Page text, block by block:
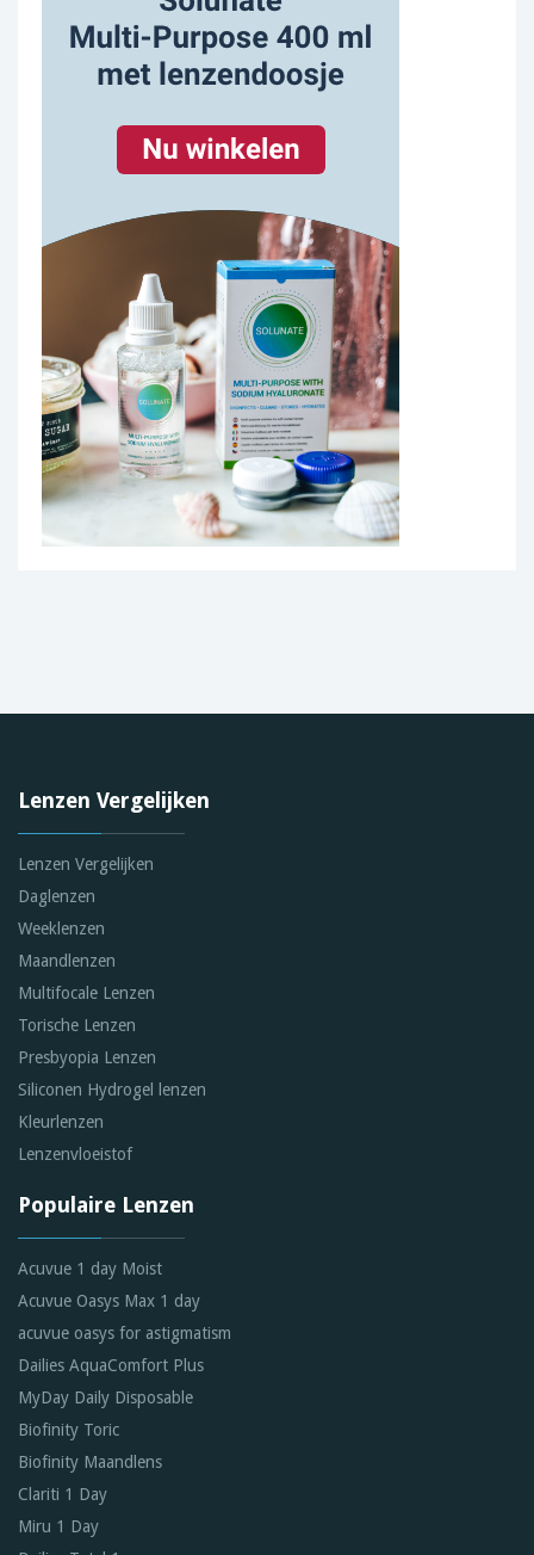
Lenzen Vergelijken
Lenzen Vergelijken
Daglenzen
Weeklenzen
Maandlenzen
Multifocale Lenzen
Torische Lenzen
Presbyopia Lenzen
Siliconen Hydrogel lenzen
Kleurlenzen
Lenzenvloeistof
Populaire Lenzen
Acuvue 1 day Moist
Acuvue Oasys Max 1 day
acuvue oasys for astigmatism
Dailies AquaComfort Plus
MyDay Daily Disposable
Biofinity Toric
Biofinity Maandlens
Clariti 1 Day
Miru 1 Day